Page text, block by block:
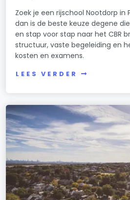
Zoek je een rijschool Nootdorp in
dan is de beste keuze degene
en stap voor stap naar het CBR
structuur, vaste begeleiding en
kosten en examens.
LEES VERDER